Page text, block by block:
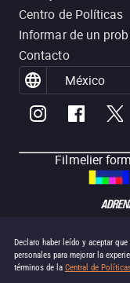
Declaro haber leído y aceptar
personales para mejorar la
términos de la Central de
Centro de Políticas
Informar de un
Contacto
México
Filmelier